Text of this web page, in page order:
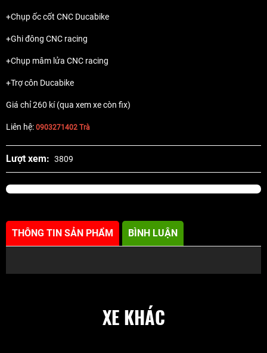
+Chụp ốc cốt CNC Ducabike
+Ghi đông CNC racing
+Chụp mâm lửa CNC racing
+Trợ côn Ducabike
Giá chỉ 260 kí (qua xem xe còn fix)
Liên hệ: 0903271402 Trà
Lượt xem: 3809
THÔNG TIN SẢN PHẨM BÌNH LUẬN
XE KHÁC